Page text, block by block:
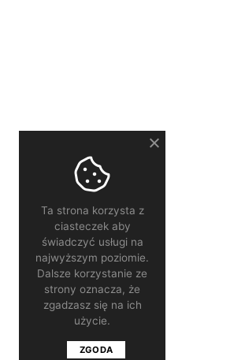
Ta strona korzysta z
ciasteczek aby
świadczyć usługi na
najwyższym poziomie.
Dalsze korzystanie ze
strony oznacza, że
zgadzasz się na ich
użycie.
ZGODA